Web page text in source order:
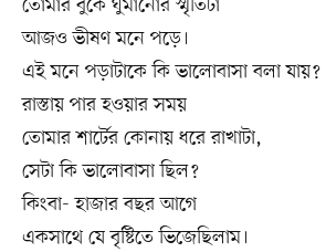
আজও ভীষণ মনে পড়ে।
এই মনে পড়াটাকে কি ভালোবাসা বলা যায়?
রাস্তায় পার হওয়ার সময়
তোমার শার্টের কোনায় ধরে রাখাটা,
সেটা কি ভালোবাসা ছিল?
কিংবা- হাজার বছর আগে
একসাথে যে বৃষ্টিতে ভিজেছিলাম।